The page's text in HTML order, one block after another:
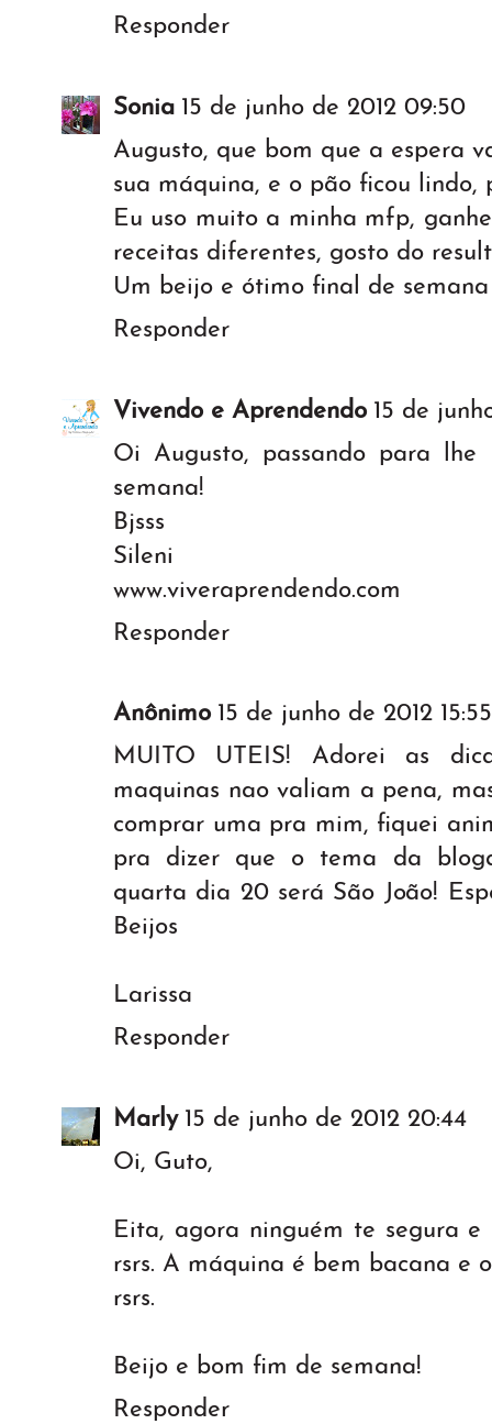
Responder
Sonia 15 de junho de 2012 09:50
Augusto, que bom que a espera
sua máquina, e o pão ficou lindo,
Eu uso muito a minha mfp,
receitas diferentes, gosto do
Um beijo e ótimo final de semana
Responder
Vivendo e Aprendendo 15 de
Oi Augusto, passando para
semana!
Bjsss
Sileni
www.viveraprendendo.com
Responder
Anônimo 15 de junho de 2012 15:55
MUITO UTEIS! Adorei as
maquinas nao valiam a pena,
comprar uma pra mim, fiquei
pra dizer que o tema da
quarta dia 20 será São João!
Beijos
Larissa
Responder
Marly 15 de junho de 2012 20:44
Oi, Guto,
Eita, agora ninguém te segura e
rsrs. A máquina é bem bacana e
rsrs.
Beijo e bom fim de semana!
Responder